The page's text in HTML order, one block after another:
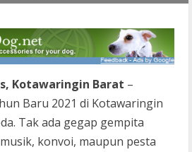
Kotawaringin Barat –
Baru 2021 di Kotawaringin
Tak ada gegap gempita
konvoi, maupun pesta